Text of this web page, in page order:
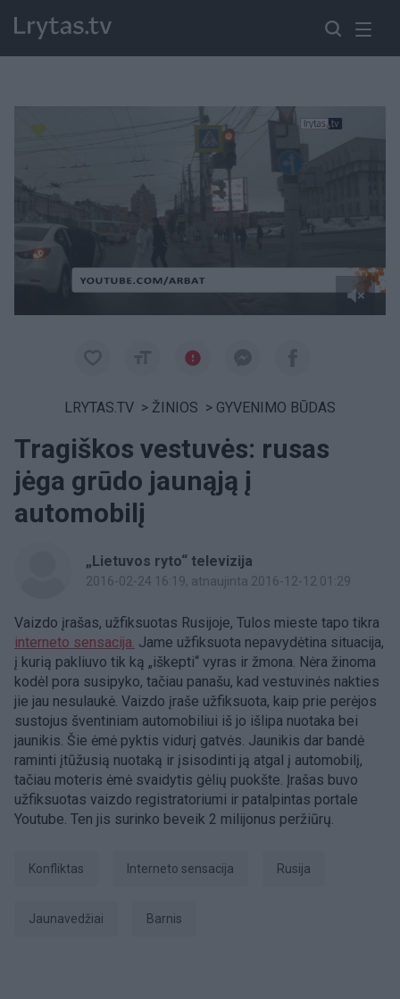
LRYTAS.TV > ŽINIOS > GYVENIMO BŪDAS
Tragiškos vestuvės: rusas
jėga grūdo jaunąją į
automobilį
„Lietuvos ryto“ televizija
2016-02-24 16:19, atnaujinta 2016-12-12 01:29
Vaizdo įrašas, užfiksuotas Rusijoje, Tulos mieste tapo tikra
interneto sensacija. Jame užfiksuota nepavydėtina situacija,
į kurią pakliuvo tik ką „iškepti“ vyras ir žmona. Nėra žinoma
kodėl pora susipyko, tačiau panašu, kad vestuvinės nakties
jie jau nesulaukė. Vaizdo įraše užfiksuota, kaip prie perėjos
sustojus šventiniam automobiliui iš jo išlipa nuotaka bei
jaunikis. Šie ėmė pyktis vidurį gatvės. Jaunikis dar bandė
raminti įtūžusią nuotaką ir įsisodinti ją atgal į automobilį,
tačiau moteris ėmė svaidytis gėlių puokšte. Įrašas buvo
užfiksuotas vaizdo registratoriumi ir patalpintas portale
Youtube. Ten jis surinko beveik 2 milijonus peržiūrų.
Konfliktas interneto sensacija Rusija
jaunavedžiai barnis